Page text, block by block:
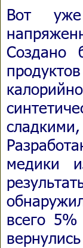
Вот уже
Создано
медики
всего